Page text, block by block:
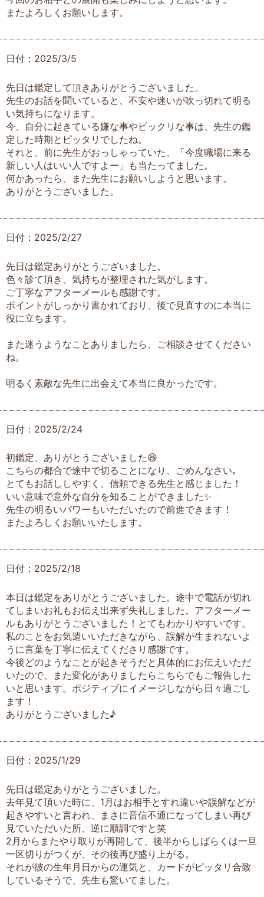
またよろしくお願いします。
日付：2025/3/5
先日は鑑定して頂きありがとうございました。
先生のお話を聞いていると、不安や迷いが吹っ切れて明る
い気持ちになります。
今、自分に起きている嫌な事やビックリな事は、先生の鑑
定した時期とピッタリでしたね。
それと、前に先生がおっしゃっていた、「今度職場に来る
新しい人はいい人ですよー」も当たってました。
何かあったら、また先生にお願いしようと思います。
ありがとうございました。
日付：2025/2/27
先日は鑑定ありがとうございました。
色々診て頂き、気持ちが整理された気がします。
ご丁寧なアフターメールも感謝です。
ポイントがしっかり書かれており、後で見直すのに本当に
役に立ちます。
また迷うようなことありましたら、ご相談させてください
ね。
明るく素敵な先生に出会えて本当に良かったです。
日付：2025/2/24
初鑑定、ありがとうございました😆
こちらの都合で途中で切ることになり、ごめんなさい｡
とてもお話ししやすく、信頼できる先生と感じました！
いい意味で意外な自分を知ることができました✨
先生の明るいパワーもいただいたので前進できます！
またよろしくお願いいたします。
日付：2025/2/18
本日は鑑定をありがとうございました。途中で電話が切れ
てしまいお礼もお伝え出来ず失礼しました。アフターメー
ルもありがとうございました！とてもわかりやすいです。
私のことをお気遣いいただきながら、誤解が生まれないよ
うに言葉を丁寧に伝えてくださり感謝です。
今後どのようなことが起きそうだと具体的にお伝えいただ
いたので、また変化がありましたらこちらでもご報告した
いと思います。ポジティブにイメージしながら日々過ごし
ます！
ありがとうございました♪
日付：2025/1/29
先日は鑑定ありがとうございました。
去年見て頂いた時に、1月はお相手とすれ違いや誤解などが
起きやすいと言われ、まさに音信不通になってしまい再び
見ていただいた所、逆に順調ですと笑
2月からまたやり取りが再開して、後半からしばらくは一旦
一区切りがつくが、その後再び盛り上がる。
それが彼の生年月日からの運気と、カードがピッタリ合致
しているそうで、先生も驚いてました。